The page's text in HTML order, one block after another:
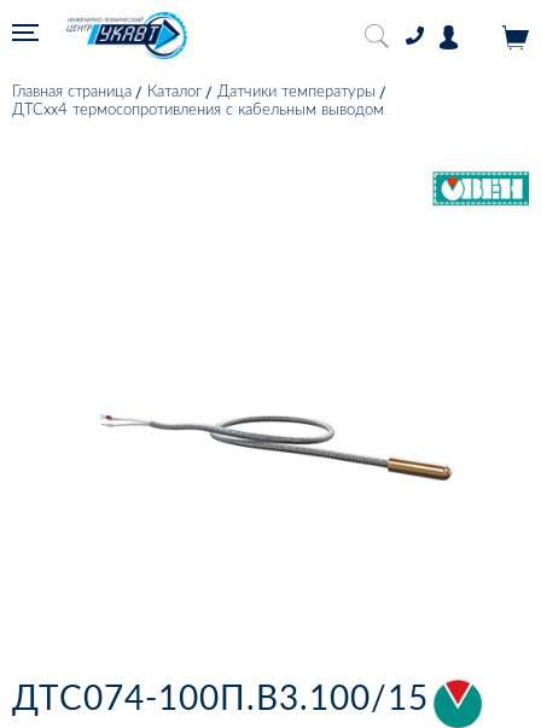
Главная страница Каталог
Датчики температуры
ДТСхх4 термосопротивления с кабельным выводом
ДТС074-100П.В3.100/15